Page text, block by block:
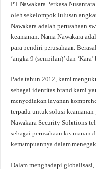
PT Nawakara Perkasa
oleh sekelompok lulusan
Nawakara adalah perusahaan
keamanan. Nama Nawakara
para pendiri perusahaan.
‘angka 9 (sembilan)’ dan
Pada tahun 2012, kami
sebagai identitas brand kami
menyediakan layanan
terpadu untuk solusi
Nawakara Security Solutions
sebagai perusahaan keamanan
kemampuannya dalam
Dalam menghadapi